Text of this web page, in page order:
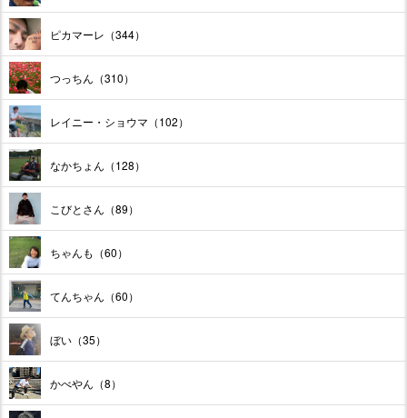
ピカマーレ（344）
つっちん（310）
レイニー・ショウマ（102）
なかちょん（128）
こびとさん（89）
ちゃんも（60）
てんちゃん（60）
ぼい（35）
かべやん（8）